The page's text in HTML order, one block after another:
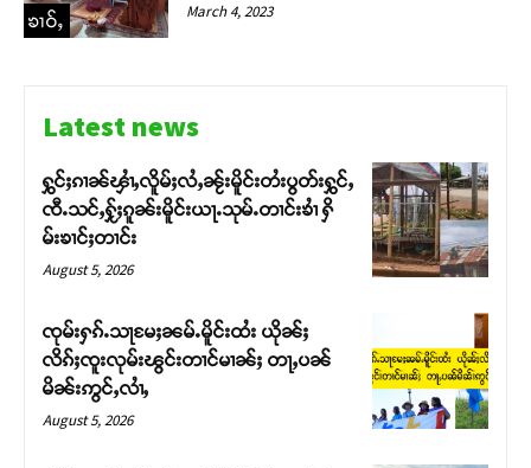
ၶၢဝ်ႇ
March 4, 2023
Latest news
ႁွင်ႈၵၢၼ်ၾၢႆႇလိူမ်ႈလႆႇၼႂ်းမိူင်းတႆးပွတ်းႁွင်ႇ
ၸီႉသင်ႇႁႂ်ႈၵူၼ်းမိူင်းယႃႉသုမ်ႉတၢင်းၶၢႆ ႁိ
မ်းၶၢင်ႈတၢင်း
August 5, 2026
ၸုမ်းႁၵ်ႉသႃမႄႈၼမ်ႉမိူင်းထႆး ယိုၼ်ႈ
လိၵ်ႈၸူးလုမ်းၽွင်းတၢင်မၢၼ်ႈ တႃႇပၼ်
မိၼ်းဢွင်ႇလၢႆႇ
August 5, 2026